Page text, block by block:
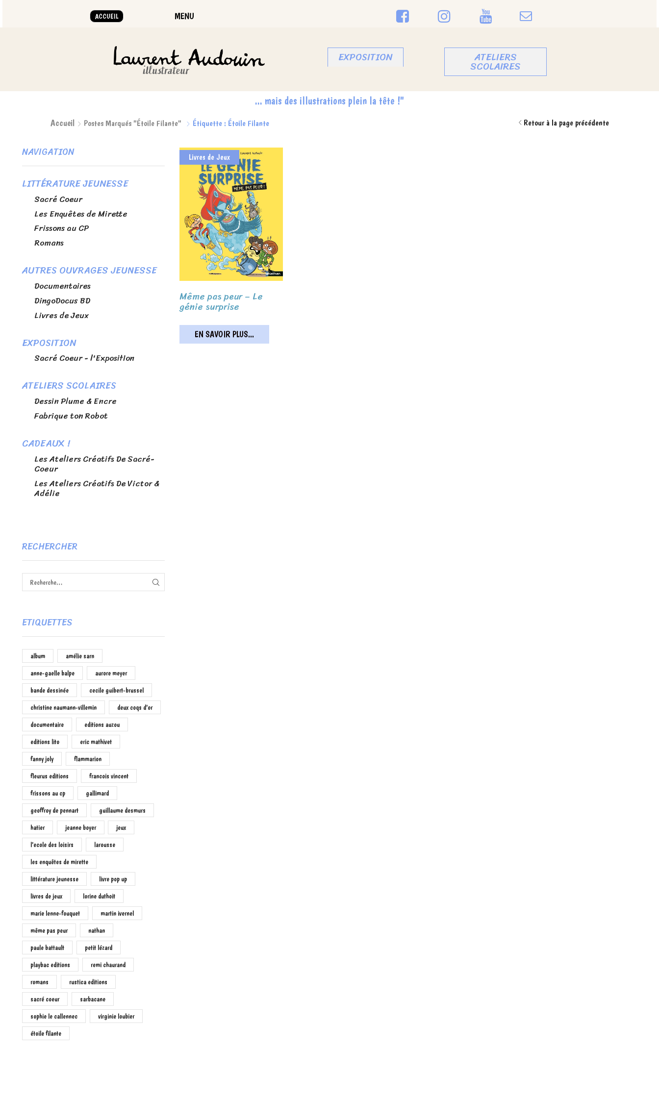
ACCUEIL MENU
EXPOSITION ATELIERS
SCOLAIRES
... mais des illustrations plein la tête !"
Retour à la page précédente
Accueil Postes Marqués "étoile Filante" Étiquette : Étoile Filante
Livres de Jeux
Même pas peur – Le
génie surprise
EN SAVOIR PLUS...
NAVIGATION
LITTÉRATURE JEUNESSE
Sacré Coeur
Les Enquêtes de Mirette
Frissons au CP
Romans
AUTRES OUVRAGES JEUNESSE
Documentaires
DingoDocus BD
Livres de Jeux
EXPOSITION
Sacré Coeur - l'Exposition
ATELIERS SCOLAIRES
Dessin Plume & Encre
Fabrique ton Robot
CADEAUX !
Les Ateliers Créatifs De Sacré-
Coeur
Les Ateliers Créatifs De Victor &
Adélie
RECHERCHER
ETIQUETTES
album amélie sarn
anne-gaelle balpe aurore meyer
bande dessinée cecile guibert-brussel
christine naumann-villemin deux coqs d'or
documentaire editions auzou
editions lito eric mathivet
fanny joly flammarion
fleurus editions francois vincent
frissons au cp gallimard
geoffroy de pennart guillaume desmurs
hatier jeanne boyer jeux
l'ecole des loisirs larousse
les enquêtes de mirette
littérature jeunesse livre pop up
livres de jeux lorine duthoit
marie lenne-fouquet martin ivernel
même pas peur nathan
paule battault petit lézard
playbac editions remi chaurand
romans rustica editions
sacré coeur sarbacane
sophie le callennec virginie loubier
étoile filante